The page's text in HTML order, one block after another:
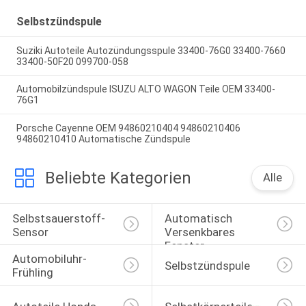
Selbstzündspule
Suziki Autoteile Autozündungsspule 33400-76G0 33400-7660
33400-50F20 099700-058
Automobilzündspule ISUZU ALTO WAGON Teile OEM 33400-
76G1
Porsche Cayenne OEM 94860210404 94860210406
94860210410 Automatische Zündspule
Beliebte Kategorien Alle
Selbstsauerstoff-
Sensor
Automatisch
Versenkbares
Fenster-
Selbstschalter
Automobiluhr-
Frühling
Selbstzündspule